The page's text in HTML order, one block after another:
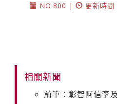
NO.800 |
更新時
相關新聞
前筆：彰智阿信李